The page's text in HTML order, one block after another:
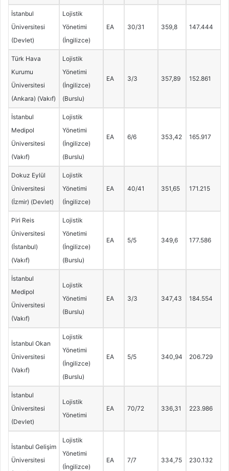
İstanbul
Üniversitesi
(Devlet)
Lojistik
Yönetimi
(İngilizce)
EA 30/31 359,8 147.444
Türk Hava
Kurumu
Üniversitesi
(Ankara) (Vakıf)
Lojistik
Yönetimi
(İngilizce)
(Burslu)
EA 3/3 357,89 152.861
İstanbul
Medipol
Üniversitesi
(Vakıf)
Lojistik
Yönetimi
(İngilizce)
(Burslu)
EA 6/6 353,42 165.917
Dokuz Eylül
Üniversitesi
(İzmir) (Devlet)
Lojistik
Yönetimi
(İngilizce)
EA 40/41 351,65 171.215
Piri Reis
Üniversitesi
(İstanbul)
(Vakıf)
Lojistik
Yönetimi
(İngilizce)
(Burslu)
EA 5/5 349,6 177.586
İstanbul
Medipol
Üniversitesi
(Vakıf)
Lojistik
Yönetimi
(Burslu)
EA 3/3 347,43 184.554
İstanbul Okan
Üniversitesi
(Vakıf)
Lojistik
Yönetimi
(İngilizce)
(Burslu)
EA 5/5 340,94 206.729
İstanbul
Üniversitesi
(Devlet)
Lojistik
Yönetimi
EA 70/72 336,31 223.986
İstanbul Gelişim
Üniversitesi
Lojistik
Yönetimi
(İngilizce)
EA 7/7 334,75 230.132